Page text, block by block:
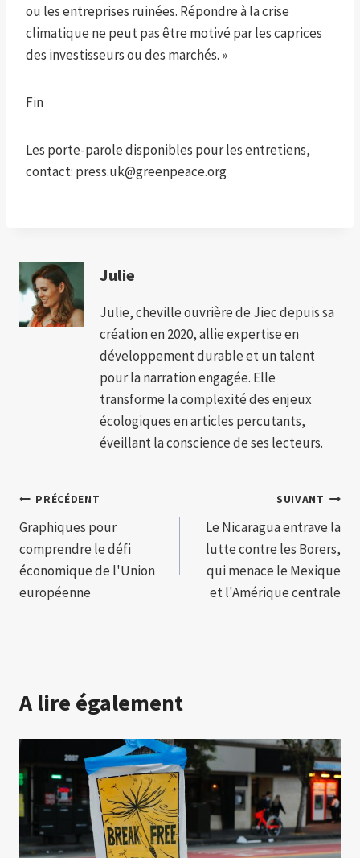
ou les entreprises ruinées. Répondre à la crise
climatique ne peut pas être motivé par les caprices
des investisseurs ou des marchés. »
Fin
Les porte-parole disponibles pour les entretiens,
contact: press.uk@greenpeace.org
Julie
Julie, cheville ouvrière de Jiec depuis sa
création en 2020, allie expertise en
développement durable et un talent
pour la narration engagée. Elle
transforme la complexité des enjeux
écologiques en articles percutants,
éveillant la conscience de ses lecteurs.
Navigation
de
l’article
PRÉCÉDENT
Graphiques pour
comprendre le défi
économique de l'Union
européenne
SUIVANT
Le Nicaragua entrave la
lutte contre les Borers,
qui menace le Mexique
et l'Amérique centrale
A lire également